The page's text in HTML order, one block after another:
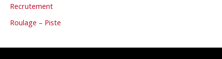
Recrutement
Roulage – Piste